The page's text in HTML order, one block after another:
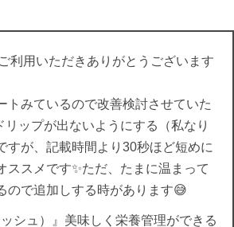
利用いただきありがとうございます
トみているので改善検討させていた
リップが出ないようにする（私なり
すが、記載時間より30秒ほど短めに
ススメです✨ただ、たまに温まって
ので追加しする時があります😅
シュ）』美味しく栄養管理ができる